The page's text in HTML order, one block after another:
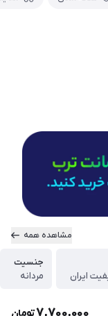
مشاهده همه
ایران
جنسیت
مردانه